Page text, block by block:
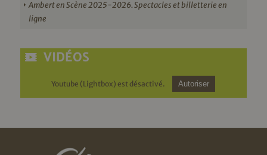
Ambert en Scène 2025-2026. Spectacles et billetterie en
ligne
VIDÉOS
Youtube (Lightbox) est désactivé. Autoriser